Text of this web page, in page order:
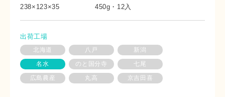
238×123×35
450g・12入
出荷工場
北海道 八戸
新潟
名水
のと国分寺
七尾
広島農産
丸高 京吉田喜